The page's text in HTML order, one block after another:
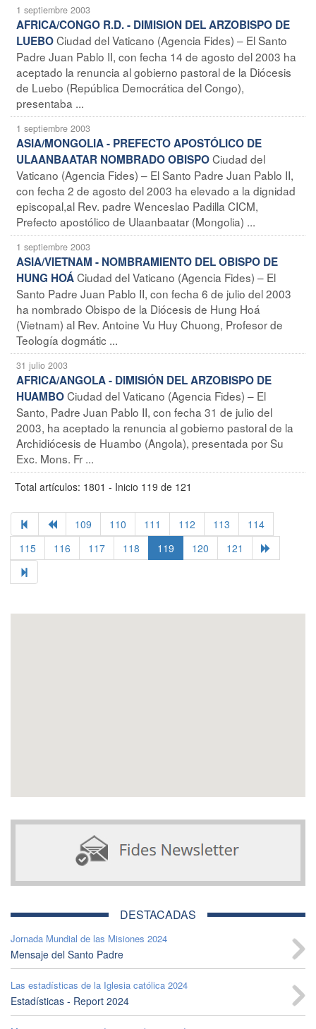
1 septiembre 2003
AFRICA/CONGO R.D. - DIMISION DEL ARZOBISPO DE
LUEBOCiudad del Vaticano (Agencia Fides) – El Santo
Padre Juan Pablo II, con fecha 14 de agosto del 2003 ha
aceptado la renuncia al gobierno pastoral de la Diócesis
de Luebo (República Democrática del Congo),
presentaba ...
1 septiembre 2003
ASIA/MONGOLIA - PREFECTO APOSTÓLICO DE
ULAANBAATAR NOMBRADO OBISPOCiudad del
Vaticano (Agencia Fides) – El Santo Padre Juan Pablo II,
con fecha 2 de agosto del 2003 ha elevado a la dignidad
episcopal,al Rev. padre Wenceslao Padilla CICM,
Prefecto apostólico de Ulaanbaatar (Mongolia) ...
1 septiembre 2003
ASIA/VIETNAM - NOMBRAMIENTO DEL OBISPO DE
HUNG HOÁCiudad del Vaticano (Agencia Fides) – El
Santo Padre Juan Pablo II, con fecha 6 de julio del 2003
ha nombrado Obispo de la Diócesis de Hung Hoá
(Vietnam) al Rev. Antoine Vu Huy Chuong, Profesor de
Teología dogmátic ...
31 julio 2003
AFRICA/ANGOLA - DIMISIÓN DEL ARZOBISPO DE
HUAMBOCiudad del Vaticano (Agencia Fides) – El
Santo, Padre Juan Pablo II, con fecha 31 de julio del
2003, ha aceptado la renuncia al gobierno pastoral de la
Archidiócesis de Huambo (Angola), presentada por Su
Exc. Mons. Fr ...
Total artículos: 1801 - Inicio 119 de 121
109 110 111 112 113
114
115
116 117 118 119 120 121
DESTACADAS
Jornada Mundial de las Misiones 2024
Mensaje del Santo Padre
Las estadísticas de la Iglesia católica 2024
Estadísticas - Report 2024